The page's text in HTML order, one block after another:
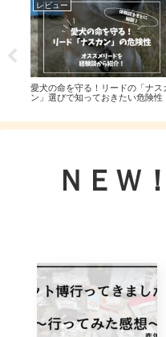
レビュー
愛犬の命を守る！リードの「ナス
ン」選びで知っておきたい危険性
ＮＥＷ